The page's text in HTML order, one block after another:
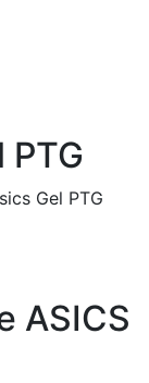
Gel PTG
ASICS